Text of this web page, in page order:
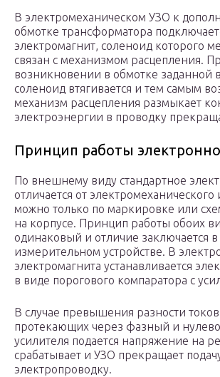
В электромеханическом УЗО к
обмотке трансформатора
электромагнит, соленоид которого
связан с механизмом расцепления.
возникновении в обмотке заданной
соленоид втягивается и тем самым
механизм расцепления размыкает
электроэнергии в проводку
Принцип работы
По внешнему виду стандартное
отличается от электромеханического
можно только по маркировке или
на корпусе. Принцип работы обоих
одинаковый и отличие заключается в
измерительном устройстве. В
электромагнита устанавливается
в виде порогового компаратора с
В случае превышения разности
протекающих через фазный и
усилителя подается напряжение на
срабатывает и УЗО прекращает
электропроводку.